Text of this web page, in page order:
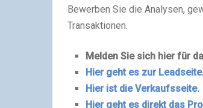
Bewerben Sie die Analysen,
Transaktionen.
Melden Sie sich hier für
Hier geht es zur Leadseite
Hier ist die Verkaufsseite.
Hier geht es direkt das